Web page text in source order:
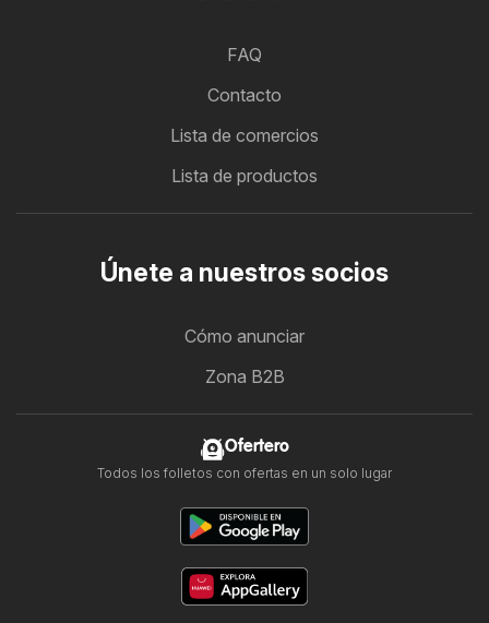
FAQ
Contacto
Lista de comercios
Lista de productos
Únete a nuestros socios
Cómo anunciar
Zona B2B
Ofertero
Todos los folletos con ofertas en un solo lugar